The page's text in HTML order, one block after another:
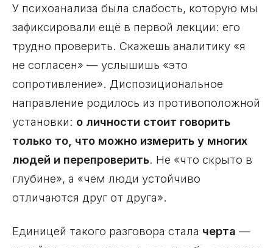
У психоанализа была слабость, которую мы
зафиксировали ещё в первой лекции: его
трудно проверить. Скажешь аналитику «я
не согласен» — услышишь «это
сопротивление». Диспозициональное
направление родилось из противоположной
установки: о личности стоит говорить
только то, что можно измерить у многих
людей и перепроверить. Не «что скрыто в
глубине», а «чем люди устойчиво
отличаются друг от друга».
Единицей такого разговора стала черта —